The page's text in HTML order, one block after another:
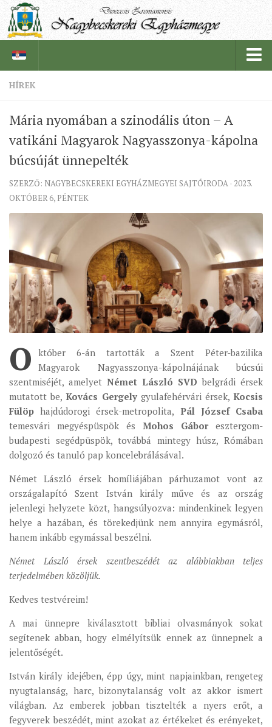
PÜSPÖK
TÖRTÉNELEM
EGYHÁZI INTÉZMÉNYEINK
EGYHÁZMEGYEI LEVÉLTÁR
IN MEMORIAM
PLÉBÁNIÁK
ÉSZAKI ESPERESSÉG
KÖZPONTI ESPERESSÉG
DÉLI ESPERESSÉG
ARCHÍVUM
ARCHÍV ÉLETKÉPEK
SZINÓDUS
ORGANIGRAMMA
PÜSPÖKI DEKRÉTUM
ZSINATI IMA
ZSINAT MOTTÓJA, LOGÓJA
ZSINATI IRODA
KOORDINÁLÓ BIZOTTSÁG
ZSINATI TAGOK
MUNKADOKUMENTUMOK
ZSINATI HÍREK-ÚJSÁG
PASZTORÁLSZOCIOLÓGIAI FELMÉRÉS
KISKORÚAK VÉDELME
„GYERMEKVÉDELMI” KIHÍVÁSOK KÁNONJOGI
MEGKÖZELÍTÉSBEN
HÍREK
Mária nyomában a szinodális úton – A
vatikáni Magyarok Nagyasszonya-kápolna
búcsúját ünnepelték
SZERZŐ: NAGYBECSKEREKI EGYHÁZMEGYEI SAJTÓIRODA · 2023.
OKTÓBER 6, PÉNTEK
O któber 6-án tartották a Szent Péter-bazilika
Magyarok Nagyasszonya-kápolnájának búcsúi
szentmiséjét, amelyet Német László SVD belgrádi érsek
mutatott be,Kovács Gergelygyulafehérvári érsek,Kocsis
Fülöp hajdúdorogi érsek-metropolita, Pál József Csaba
temesvári megyéspüspök és Mohos Gáboresztergom-
budapesti segédpüspök, továbbá mintegy húsz, Rómában
dolgozó és tanuló pap koncelebrálásával.
Német László érsek homíliájában párhuzamot vont az
országalapító Szent István király műve és az ország
jelenlegi helyzete közt, hangsúlyozva: mindenkinek legyen
helye a hazában, és törekedjünk nem annyira egymásról,
hanem inkább egymással beszélni.
Német László érsek szentbeszédét az alábbiakban teljes
terjedelmében közöljük.
Kedves testvéreim!
A mai ünnepre kiválasztott bibliai olvasmányok sokat
segítenek abban, hogy elmélyítsük ennek az ünnepnek a
jelentőségét.
István király idejében, épp úgy, mint napjainkban, rengeteg
nyugtalanság, harc, bizonytalanság volt az akkor ismert
világban. Az emberek jobban tisztelték a nyers erőt, a
fegyverek beszédét, mint azokat az értékeket és erényeket,